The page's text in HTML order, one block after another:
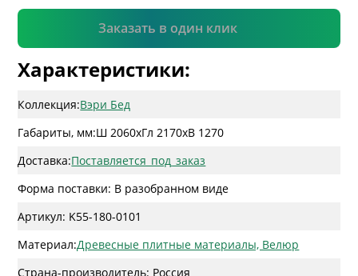
Заказать в один клик
Подтвердить
Характеристики:
Коллекция:Вэри Бед
Габариты, мм:Ш 2060xГл 2170xВ 1270
Доставка:Поставляется_под_заказ
Форма поставки: В разобранном виде
Артикул: K55-180-0101
Материал:Древесные плитные материалы, Велюр
Страна-производитель: Россия